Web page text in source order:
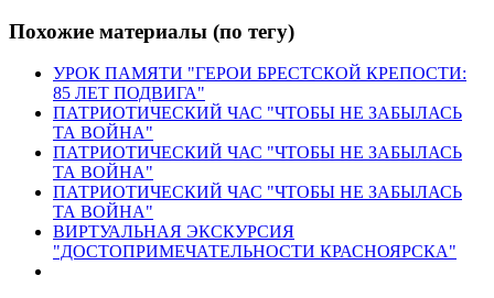
Похожие материалы (по тегу)
УРОК ПАМЯТИ "ГЕРОИ БРЕСТСКОЙ КРЕПОСТИ:
85 ЛЕТ ПОДВИГА"
ПАТРИОТИЧЕСКИЙ ЧАС "ЧТОБЫ НЕ ЗАБЫЛАСЬ
ТА ВОЙНА"
ПАТРИОТИЧЕСКИЙ ЧАС "ЧТОБЫ НЕ ЗАБЫЛАСЬ
ТА ВОЙНА"
ПАТРИОТИЧЕСКИЙ ЧАС "ЧТОБЫ НЕ ЗАБЫЛАСЬ
ТА ВОЙНА"
ВИРТУАЛЬНАЯ ЭКСКУРСИЯ
"ДОСТОПРИМЕЧАТЕЛЬНОСТИ КРАСНОЯРСКА"